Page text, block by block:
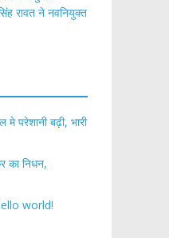
रावत ने नवनियुक्त
परेशानी बढ़ी, भारी
का निधन,
world!